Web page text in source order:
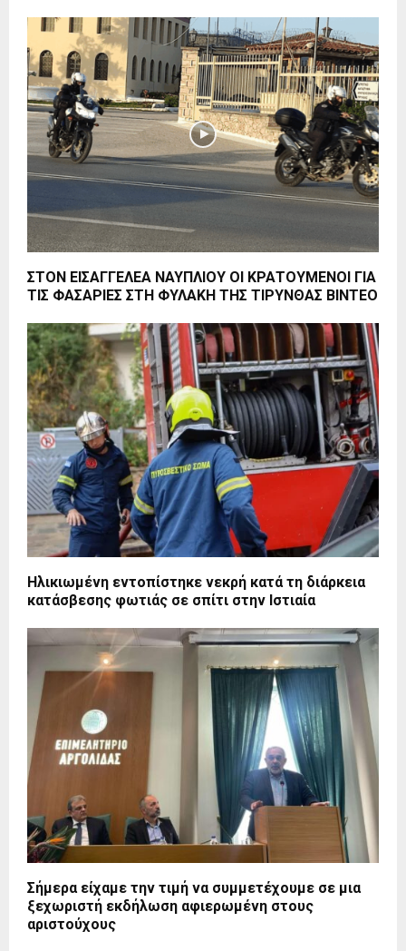
ΣΤΟΝ ΕΙΣΑΓΓΕΛΕΑ ΝΑΥΠΛΙΟΥ ΟΙ ΚΡΑΤΟΥΜΕΝΟΙ ΓΙΑ
ΤΙΣ ΦΑΣΑΡΙΕΣ ΣΤΗ ΦΥΛΑΚΗ ΤΗΣ ΤΙΡΥΝΘΑΣ ΒΙΝΤΕΟ
Ηλικιωμένη εντοπίστηκε νεκρή κατά τη διάρκεια
κατάσβεσης φωτιάς σε σπίτι στην Ιστιαία
Σήμερα είχαμε την τιμή να συμμετέχουμε σε μια
ξεχωριστή εκδήλωση αφιερωμένη στους
αριστούχους